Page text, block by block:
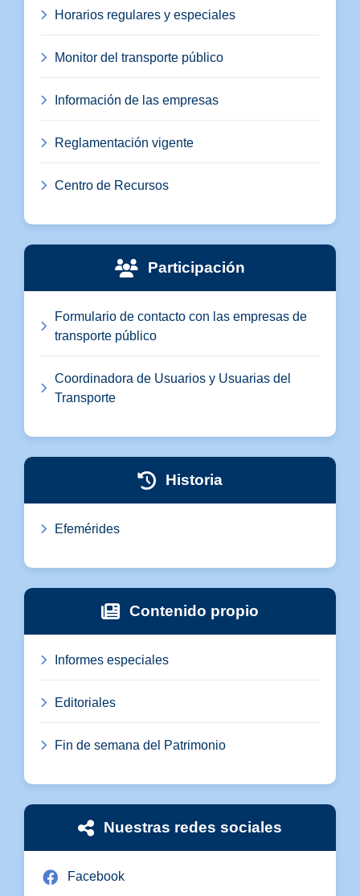
Horarios regulares y especiales
Monitor del transporte público
Información de las empresas
Reglamentación vigente
Centro de Recursos
Participación
Formulario de contacto con las empresas de
transporte público
Coordinadora de Usuarios y Usuarias del
Transporte
Historia
Efemérides
Contenido propio
Informes especiales
Editoriales
Fin de semana del Patrimonio
Nuestras redes sociales
Facebook